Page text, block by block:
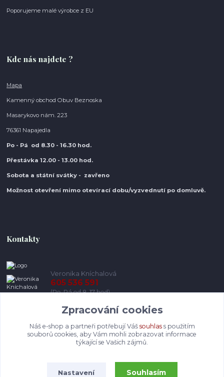
Poporujeme malé výrobce z EU
Kde nás najdete ?
Mapa
Kamenný obchod Obuv Beznoska
Masarykovo nám. 223
76361 Napajedla
Po - Pá od 8.30 - 16.30 hod.
Přestávka 12.00 - 13.00 hod.
Sobota a státní svátky - zavřeno
Možnost otevření mimo otevírací dobu/vyzvednutí po domluvě.
Kontakty
Veronika Kníchalová
605 536 591
(Po-Pá od 8-17 hod)
info@pohodlneboty.cz
Zpracování cookies
Náš e-shop a partneři potřebují Váš souhlass použitím
souborů cookies, aby Vám mohli zobrazovat informace
týkající se Vašich zájmů.
Nastavení Souhlasím